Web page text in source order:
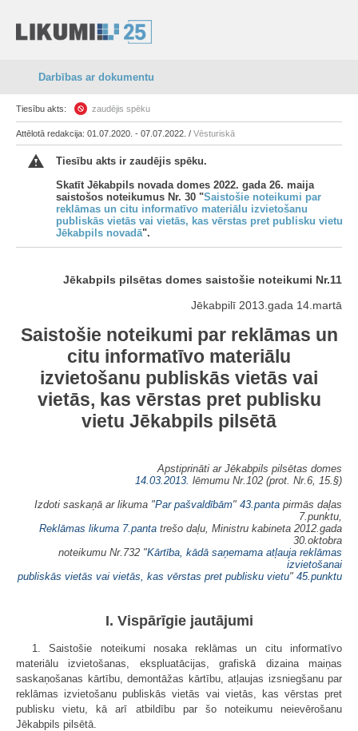
Darbības ar dokumentu
Tiesību akts: zaudējis spēku
Attēlotā redakcija: 01.07.2020. - 07.07.2022. / Vēsturiskā
Tiesību akts ir zaudējis spēku.
Skatīt Jēkabpils novada domes 2022. gada 26. maija
saistošos noteikumus Nr. 30 "Saistošie noteikumi par
reklāmas un citu informatīvo materiālu izvietošanu
publiskās vietās vai vietās, kas vērstas pret publisku vietu
Jēkabpils novadā".
Jēkabpils pilsētas domes saistošie noteikumi Nr.11
Jēkabpilī 2013.gada 14.martā
Saistošie noteikumi par reklāmas un
citu informatīvo materiālu
izvietošanu publiskās vietās vai
vietās, kas vērstas pret publisku
vietu Jēkabpils pilsētā
Apstiprināti ar Jēkabpils pilsētas domes
14.03.2013. lēmumu Nr.102 (prot. Nr.6, 15.§)
Izdoti saskaņā ar likuma "Par pašvaldībām" 43.panta pirmās daļas
7.punktu,
Reklāmas likuma 7.panta trešo daļu, Ministru kabineta 2012.gada
30.oktobra
noteikumu Nr.732 "Kārtība, kādā saņemama atļauja reklāmas
izvietošanai
publiskās vietās vai vietās, kas vērstas pret publisku vietu" 45.punktu
I. Vispārīgie jautājumi
1. Saistošie noteikumi nosaka reklāmas un citu informatīvo
materiālu izvietošanas, ekspluatācijas, grafiskā dizaina maiņas
saskaņošanas kārtību, demontāžas kārtību, atļaujas izsniegšanu par
reklāmas izvietošanu publiskās vietās vai vietās, kas vērstas pret
publisku vietu, kā arī atbildību par šo noteikumu neievērošanu
Jēkabpils pilsētā.